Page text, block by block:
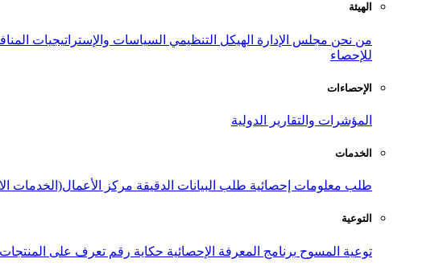
الهيئة
من نحن مجلس الإدارة الهيكل التنظيمي السياسات والإستراتيجيات
للإحصاء
الإحصاءات
المؤشرات والتقارير الدولية
الخدمات
طلب معلومات إحصائية طلب البيانات الدقيقة مركز الأعمال(الخدمات
التوعية
توعية المسوح برنامج المعرفة الإحصائية حكاية رقم تعرف على المنتجات